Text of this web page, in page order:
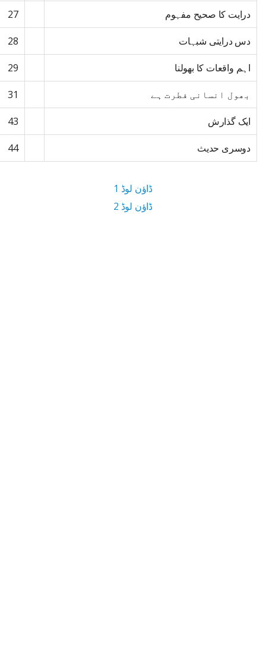
درایت کا صحیح مفہوم 27
دس درایتی شبہات 28
اہم واقعات کا بھولنا 29
بھول انسانی فطرت ہے 31
ایک گذارش 43
دوسری حدیث 44
ڈاؤن لوڈ 1
ڈاؤن لوڈ 2